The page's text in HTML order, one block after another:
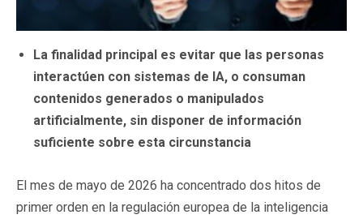
La finalidad principal es evitar que las personas
interactúen con sistemas de IA, o consuman
contenidos generados o manipulados
artificialmente, sin disponer de información
suficiente sobre esta circunstancia
El mes de mayo de 2026 ha concentrado dos hitos de
primer orden en la regulación europea de la inteligencia